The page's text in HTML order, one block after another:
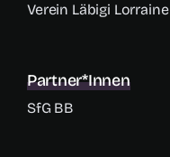
Verein Läbigi Lorraine
Partner*innen
SfG BB